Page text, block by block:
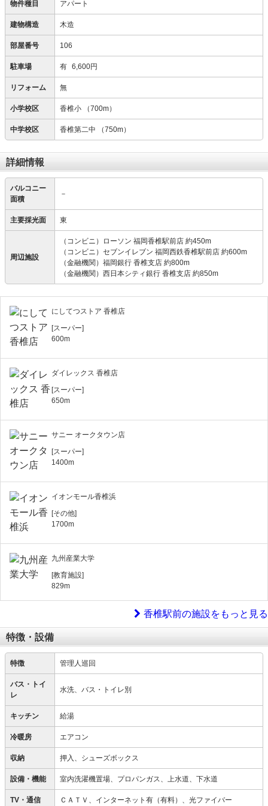
物件種目 アパート
建物構造 木造
部屋番号 106
駐車場 有 6,600円
リフォーム 無
小学校区 香椎小 （700m）
中学校区 香椎第二中 （750m）
詳細情報
バルコニー
面積
－
主要採光面 東
周辺施設
（コンビニ）ローソン 福岡香椎駅前店 約450m
（コンビニ）セブンイレブン 福岡西鉄香椎駅前店 約600m
（金融機関）福岡銀行 香椎支店 約800m
（金融機関）西日本シティ銀行 香椎支店 約850m
にしてつストア 香椎店
[スーパー]
600m
ダイレックス 香椎店
[スーパー]
650m
サニー オークタウン店
[スーパー]
1400m
イオンモール香椎浜
[その他]
1700m
九州産業大学
[教育施設]
829m
香椎駅前の施設をもっと見る
特徴・設備
特徴 管理人巡回
バス・トイ
レ
水洗、バス・トイレ別
キッチン 給湯
冷暖房 エアコン
収納 押入、シューズボックス
設備・機能 室内洗濯機置場、プロパンガス、上水道、下水道
TV・通信 ＣＡＴＶ、インターネット有（有料）、光ファイバー